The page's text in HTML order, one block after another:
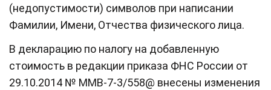
(недопустимости) символов при написании
Фамилии, Имени, Отчества физического лица.
В декларацию по налогу на добавленную
стоимость в редакции приказа ФНС России от
29.10.2014 № ММВ-7-3/558@ внесены изменения